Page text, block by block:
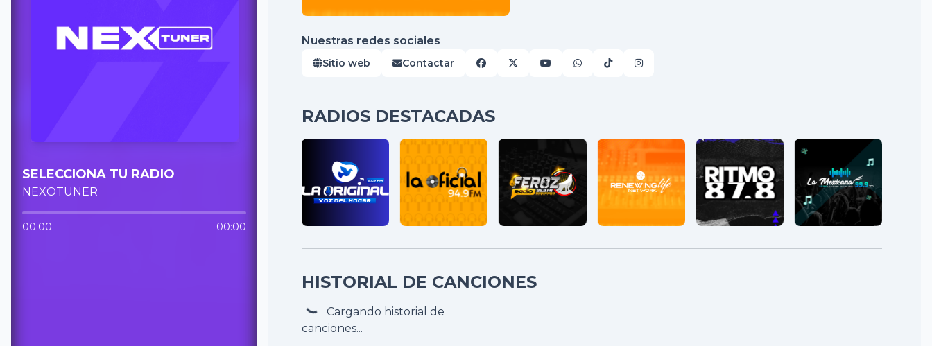
Nuestras redes sociales
Sitio web Contactar
RADIOS DESTACADAS
HISTORIAL DE CANCIONES
Cargando historial de
canciones...
SELECCIONA TU RADIO
NEXOTUNER
00:00 00:00